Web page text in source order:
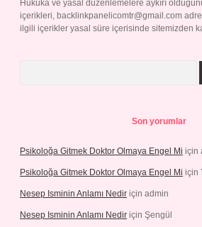
Hukuka ve yasal düzenlemelere aykırı
içerikleri, backlinkpanelicomtr@gmail.com
ilgili içerikler yasal süre içerisinde sitemizden
Son yorumlar
Psikoloğa Gitmek Doktor Olmaya Engel Mi için
Psikoloğa Gitmek Doktor Olmaya Engel Mi için
Nesep Isminin Anlamı Nedir için admin
Nesep Isminin Anlamı Nedir için Şengül